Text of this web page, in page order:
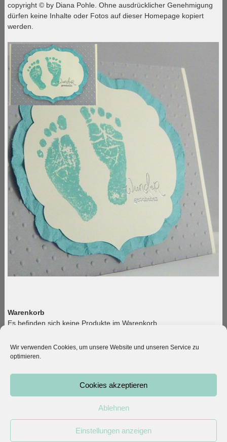
Wir verwenden Cookies, um unsere Website und unseren Service zu
optimieren.
Cookies akzeptieren
Ablehnen
Einstellungen anzeigen
copyright © by Diana Pohle. Ohne ausdrücklicher Genehmigung
dürfen keine Inhalte oder Fotos auf dieser Homepage kopiert
werden.
Warenkorb
Es befinden sich keine Produkte im Warenkorb.
Produktkategorien
Kategorie auswählen
© 2026 Kleodesigns. All rights reserved.